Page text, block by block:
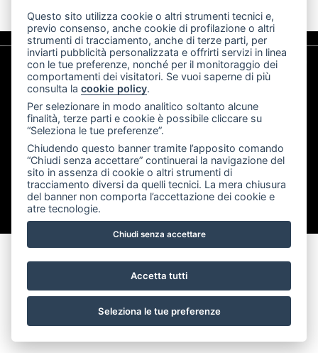
Golf Club Carimate Associazione Sportiva Dilettantistica -
Via Airoldi 2, 22060 Carimate (CO) - (+39) 031 790226 -
P.IVA 01260880131
Privacy policy|Cookie policy|Preferenze cookie
Questo sito utilizza cookie o altri strumenti tecnici e,
previo consenso, anche cookie di profilazione o altri
strumenti di tracciamento, anche di terze parti, per
inviarti pubblicità personalizzata e offrirti servizi in linea
con le tue preferenze, nonché per il monitoraggio dei
comportamenti dei visitatori. Se vuoi saperne di più
consulta lacookie policy.
Per selezionare in modo analitico soltanto alcune
finalità, terze parti e cookie è possibile cliccare su
“Seleziona le tue preferenze”.
Chiudendo questo banner tramite l’apposito comando
“Chiudi senza accettare” continuerai la navigazione del
sito in assenza di cookie o altri strumenti di
tracciamento diversi da quelli tecnici. La mera chiusura
del banner non comporta l’accettazione dei cookie e
atre tecnologie.
Chiudi senza accettare
Accetta tutti
Seleziona le tue preferenze